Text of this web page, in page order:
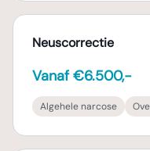
Neuscorrectie
Vanaf €6.500,-
Algehele narcose